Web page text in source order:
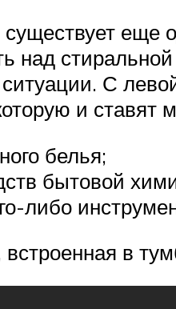
еще
над
С
и
белья;
бытовой
либо
в